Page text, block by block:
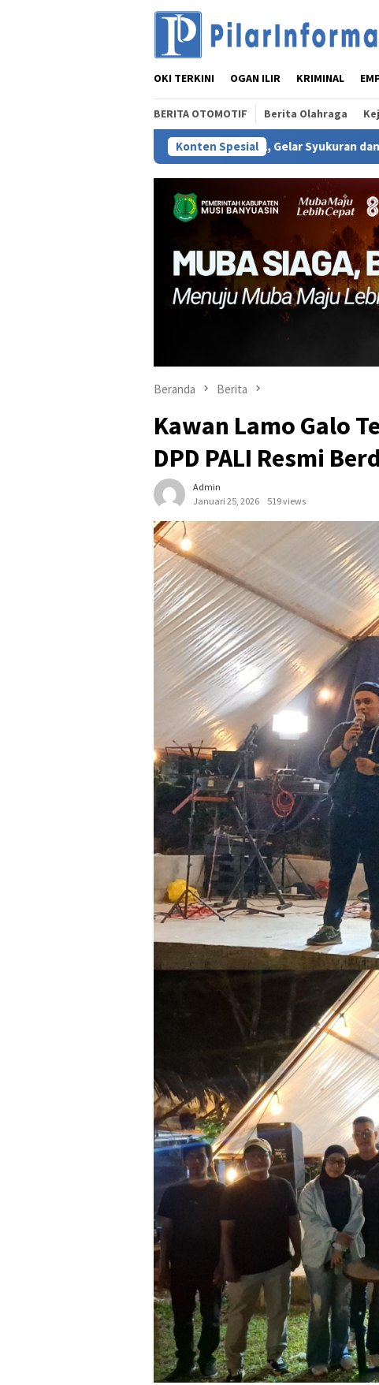
OKI TERKINI OGAN ILIR KRIMINAL
BERITA OTOMOTIF Berita Olahraga
Konten Spesial
DPD SSKS Sumsel, Gelar Syukuran dan Doa Bersama di Kawasan
Beranda Berita
Kawan Lamo Galo
DPD PALI Resmi
Admin
Januari 25, 2026
519 views